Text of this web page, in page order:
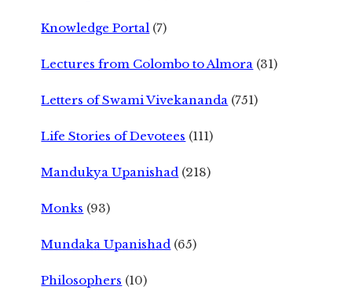
Knowledge Portal (7)
Lectures from Colombo to Almora (31)
Letters of Swami Vivekananda (751)
Life Stories of Devotees (111)
Mandukya Upanishad (218)
Monks (93)
Mundaka Upanishad (65)
Philosophers (10)